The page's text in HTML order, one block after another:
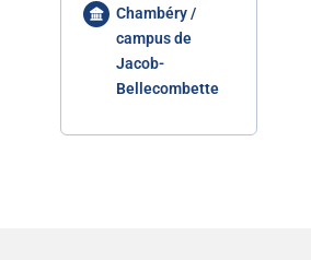
Chambéry /
campus de
Jacob-
Bellecombette